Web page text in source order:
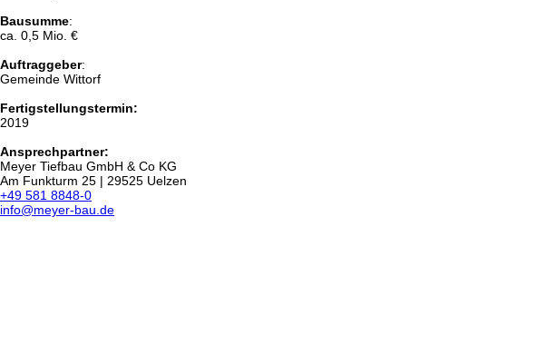
Bausumme:
ca. 0,5 Mio. €
Auftraggeber:
Gemeinde Wittorf
Fertigstellungstermin:
2019
Ansprechpartner:
Meyer Tiefbau GmbH & Co KG
Am Funkturm 25 | 29525 Uelzen
+49 581 8848-0
info@meyer-bau.de